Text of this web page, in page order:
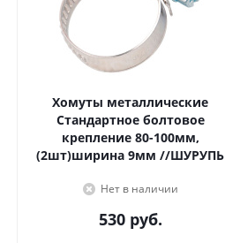
Хомуты металлические
Стандартное болтовое
крепление 80-100мм,
(2шт)ширина 9мм //ШУРУПЬ
Нет в наличии
530руб.